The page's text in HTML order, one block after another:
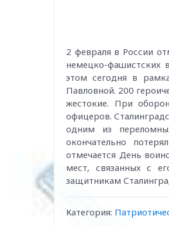
2 февраля в России
немецко-фашистских
этом сегодня в
Павловной. 200
жестокие. При
офицеров.
одним из
окончательно
отмечается День
мест, связанных с
защитникам
Категория: